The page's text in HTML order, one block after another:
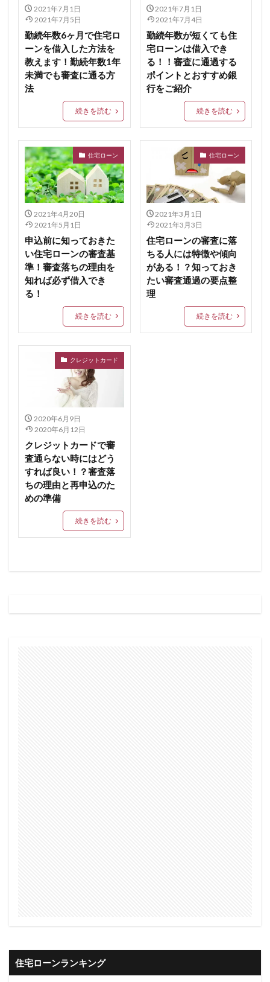
2021年7月1日
2021年7月5日
勤続年数6ヶ月で住宅ロ
ーンを借入した方法を
教えます！勤続年数1年
未満でも審査に通る方
法
続きを読む
2021年7月1日
2021年7月4日
勤続年数が短くても住
宅ローンは借入でき
る！！審査に通過する
ポイントとおすすめ銀
行をご紹介
続きを読む
住宅ローン
2021年4月20日
2021年5月1日
申込前に知っておきた
い住宅ローンの審査基
準！審査落ちの理由を
知れば必ず借入でき
る！
続きを読む
住宅ローン
2021年3月1日
2021年3月3日
住宅ローンの審査に落
ちる人には特徴や傾向
がある！？知っておき
たい審査通過の要点整
理
続きを読む
クレジットカード
2020年6月9日
2020年6月12日
クレジットカードで審
査通らない時にはどう
すれば良い！？審査落
ちの理由と再申込のた
めの準備
続きを読む
住宅ローンランキング